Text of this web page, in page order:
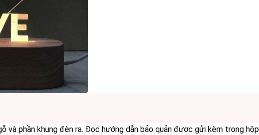
và phần khung đèn ra. Đọc hướng dẫn bảo quản được gửi kèm trong